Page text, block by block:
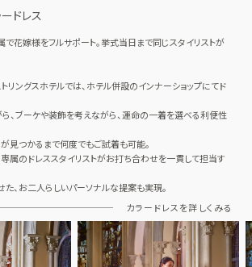
ドレス
で花嫁様をフルサポート。挙式当日まで同じスタイリストが
リングスホテルでは、ホテル併設のインナーショップにてド
、ブーケや装飾を考えながら、運命の一着を選べる利便性
見つかるまで何度でもご試着も可能。
属のドレススタイリストがお打ち合わせを一貫して担当す
、お二人らしいパーソナルな提案も実現。
カラードレスを詳しくみる